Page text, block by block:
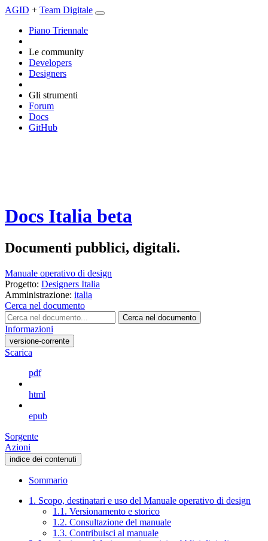
AGID + Team Digitale
Piano Triennale
Le community
Developers
Designers
Gli strumenti
Forum
Docs
GitHub
Docs Italia beta
Documenti pubblici, digitali.
Manuale operativo di design
Progetto: Designers Italia
Amministrazione: italia
Cerca nel documento
Cerca nel documento
Informazioni
versione-corrente
Scarica
pdf
html
epub
Sorgente
Azioni
indice dei contenuti
Sommario
1. Scopo, destinatari e uso del Manuale operativo di design
1.1. Versionamento e storico
1.2. Consultazione del manuale
1.3. Contribuisci al manuale